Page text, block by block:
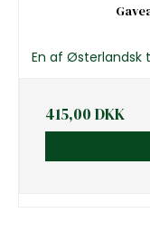
En af Østerlandsk
415,00 DKK